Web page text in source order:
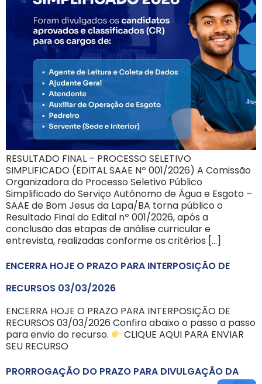
RESULTADO FINAL – PROCESSO SELETIVO
SIMPLIFICADO (EDITAL SAAE Nº 001/2026) A Comissão
Organizadora do Processo Seletivo Público
Simplificado do Serviço Autônomo de Água e Esgoto –
SAAE de Bom Jesus da Lapa/BA torna público o
Resultado Final do Edital nº 001/2026, após a
conclusão das etapas de análise curricular e
entrevista, realizadas conforme os critérios […]
ENCERRA HOJE O PRAZO PARA INTERPOSIÇÃO DE
RECURSOS 03/03/2026
ENCERRA HOJE O PRAZO PARA INTERPOSIÇÃO DE
RECURSOS 03/03/2026 Confira abaixo o passo a passo
para envio do recurso.
CLIQUE AQUI PARA ENVIAR
SEU RECURSO
PRORROGAÇÃO DO PRAZO PARA DIVULGAÇÃO DA